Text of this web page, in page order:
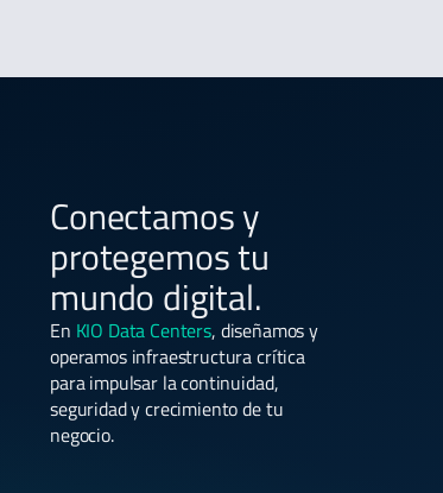
Conectamos y
protegemos tu
mundo digital.
En KIO Data Centers, diseñamos y
operamos infraestructura crítica
para impulsar la continuidad,
seguridad y crecimiento de tu
negocio.